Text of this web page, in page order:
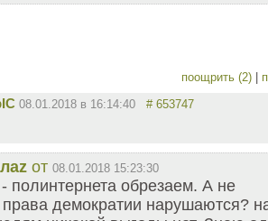
поощрить (2)
08.01.2018 в 16:14:40 # 653747
от 08.01.2018 15:23:30
полинтернета обрезаем. А не
демократии нарушаются?